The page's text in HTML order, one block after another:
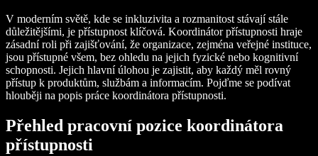
V moderním světě, kde se inkluzivita a rozmanitost stávají stále
důležitějšími, je přístupnost klíčová. Koordinátor přístupnosti hraje
zásadní roli při zajišťování, že organizace, zejména veřejné instituce,
jsou přístupné všem, bez ohledu na jejich fyzické nebo kognitivní
schopnosti. Jejich hlavní úlohou je zajistit, aby každý měl rovný
přístup k produktům, službám a informacím. Pojďme se podívat
hlouběji na popis práce koordinátora přístupnosti.
Přehled pracovní pozice koordinátora
přístupnosti